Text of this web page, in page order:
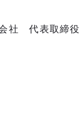
社 代表取締役